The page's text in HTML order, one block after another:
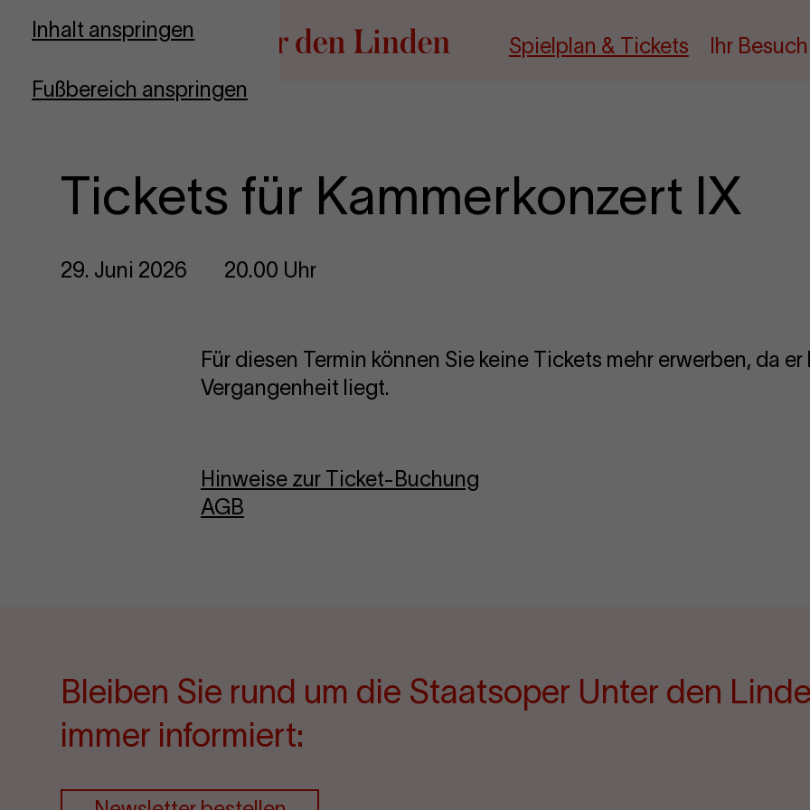
Inhalt anspringen
Fußbereich anspringen
Zur Startseite
Spielplan & Tickets Ihr Besuch
Tickets für Kammerkonzert IX
29. Juni 2026 20.00 Uhr
Für diesen Termin können Sie keine Tickets mehr erwerben, da
Vergangenheit liegt.
Hinweise zur Ticket-Buchung
AGB
Bleiben Sie rund um die Staatsoper Unter den
immer informiert: